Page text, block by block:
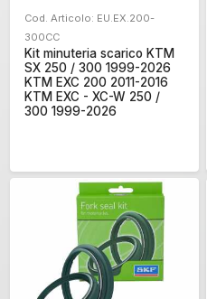
Cod. Articolo: EU.EX.200-
300CC
Kit minuteria scarico KTM
SX 250 / 300 1999-2026
KTM EXC 200 2011-2016
KTM EXC - XC-W 250 /
300 1999-2026